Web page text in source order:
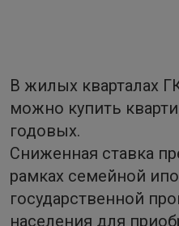
В жилых кварталах
можно купить
годовых.
Сниженная ставка
рамках семейной
государственной
населения для